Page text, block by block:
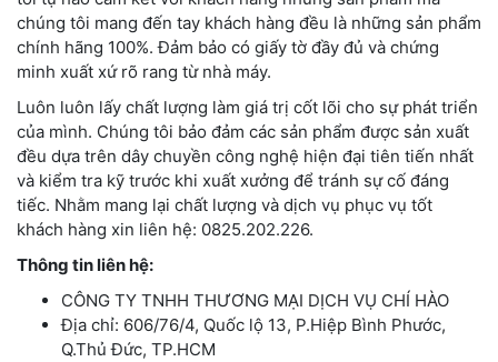
chúng tôi mang đến tay khách hàng đều là những sản phẩm
chính hãng 100%. Đảm bảo có giấy tờ đầy đủ và chứng
minh xuất xứ rõ rang từ nhà máy.
Luôn luôn lấy chất lượng làm giá trị cốt lõi cho sự phát triển
của mình. Chúng tôi bảo đảm các sản phẩm được sản xuất
đều dựa trên dây chuyền công nghệ hiện đại tiên tiến nhất
và kiểm tra kỹ trước khi xuất xưởng để tránh sự cố đáng
tiếc. Nhằm mang lại chất lượng và dịch vụ phục vụ tốt
khách hàng xin liên hệ: 0825.202.226.
Thông tin liên hệ:
CÔNG TY TNHH THƯƠNG MẠI DỊCH VỤ CHÍ HÀO
Địa chỉ: 606/76/4, Quốc lộ 13, P.Hiệp Bình Phước,
Q.Thủ Đức, TP.HCM